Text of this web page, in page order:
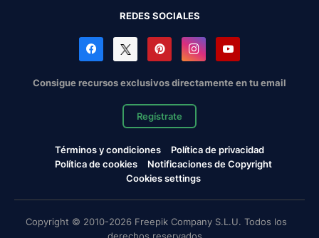
REDES SOCIALES
Consigue recursos exclusivos directamente en tu email
Regístrate
Términos y condiciones
Política de privacidad
Política de cookies
Notificaciones de Copyright
Cookies settings
Copyright © 2010-2026 Freepik Company S.L.U. Todos los